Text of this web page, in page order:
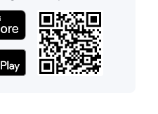
| Tuhan Tidak Akan
Orang yang
Sungguh